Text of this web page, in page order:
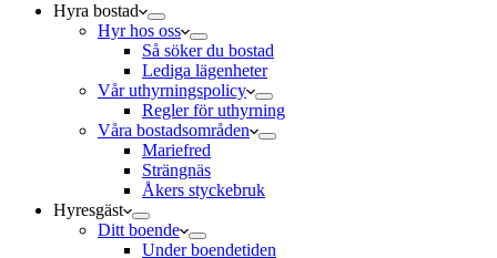
Hyra bostad
Hyr hos oss
Så söker du bostad
Lediga lägenheter
Vår uthyrningspolicy
Regler för uthyrning
Våra bostadsområden
Mariefred
Strängnäs
Åkers styckebruk
Hyresgäst
Ditt boende
Under boendetiden